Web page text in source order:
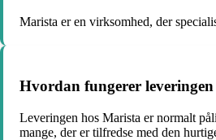
Marista er en virksomhed, der
Hvordan fungerer
Leveringen hos Marista er normalt
mange, der er tilfredse med den